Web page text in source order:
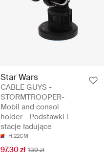
Star Wars
CABLE GUYS -
STORMTROOPER-
Mobil and consol
holder - Podstawki i
stacje ładujące
H:22CM
97.30 zł 139 zł